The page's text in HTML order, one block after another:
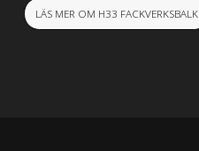
LÄS MER OM H33 FACKVERKSBALK